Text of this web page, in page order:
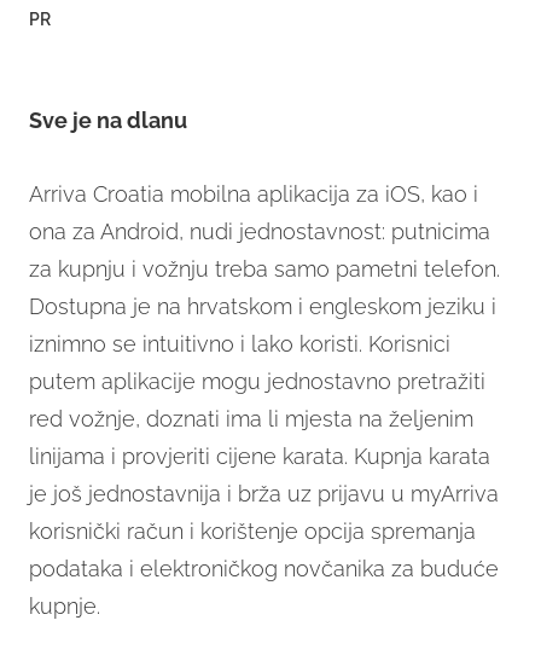
PR
Sve je na dlanu
Arriva Croatia mobilna aplikacija za iOS, kao i
ona za Android, nudi jednostavnost: putnicima
za kupnju i vožnju treba samo pametni telefon.
Dostupna je na hrvatskom i engleskom jeziku i
iznimno se intuitivno i lako koristi. Korisnici
putem aplikacije mogu jednostavno pretražiti
red vožnje, doznati ima li mjesta na željenim
linijama i provjeriti cijene karata. Kupnja karata
je još jednostavnija i brža uz prijavu u myArriva
korisnički račun i korištenje opcija spremanja
podataka i elektroničkog novčanika za buduće
kupnje.